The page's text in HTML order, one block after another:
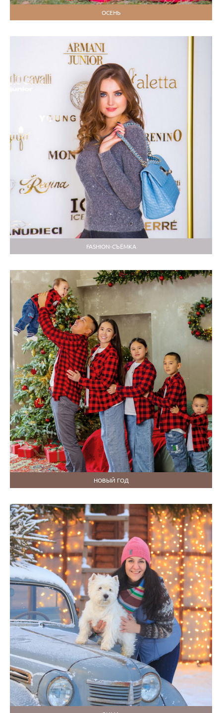
ОСЕНЬ
FASHION-СЪЁМКА
НОВЫЙ ГОД